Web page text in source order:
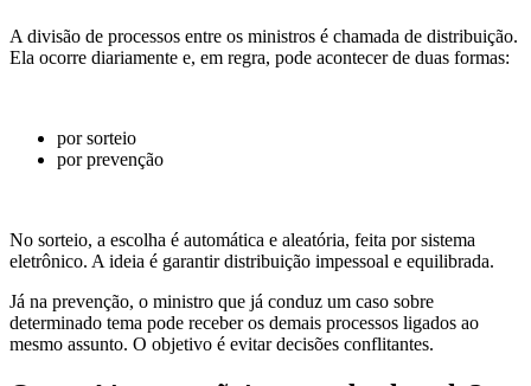
A divisão de processos entre os ministros é chamada de distribuição.
Ela ocorre diariamente e, em regra, pode acontecer de duas formas:
por sorteio
por prevenção
No sorteio, a escolha é automática e aleatória, feita por sistema
eletrônico. A ideia é garantir distribuição impessoal e equilibrada.
Já na prevenção, o ministro que já conduz um caso sobre
determinado tema pode receber os demais processos ligados ao
mesmo assunto. O objetivo é evitar decisões conflitantes.